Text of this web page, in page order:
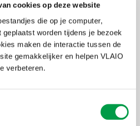
cookies op deze website
die op je computer,
worden tijdens je bezoek
maken de interactie tussen de
gemakkelijker en helpen VLAIO
verbeteren.
en strategie van de overdracht
12.00 uur
je nu de overdracht structureren?
hoe maak je het bedrijf
overlater en communicatie